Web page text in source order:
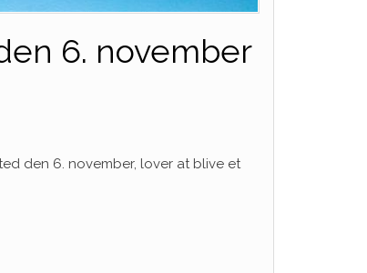
6. november
den 6. november, lover at blive et